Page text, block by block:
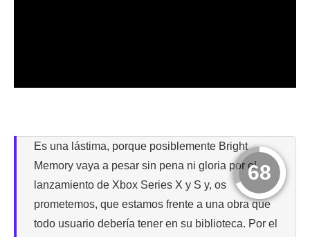
68
Es una lástima, porque posiblemente Bright
Memory vaya a pesar sin pena ni gloria por el
lanzamiento de Xbox Series X y S y, os
prometemos, que estamos frente a una obra que
todo usuario debería tener en su biblioteca. Por el